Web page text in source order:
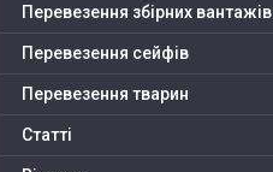
Перевезення збірних вантажів
Перевезення сейфів
Перевезення тварин
Статті